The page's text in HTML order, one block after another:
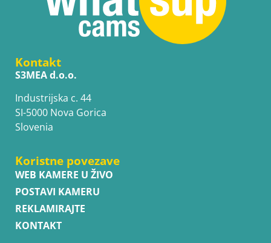
Kontakt
S3MEA d.o.o.
Industrijska c. 44
SI-5000 Nova Gorica
Slovenia
Koristne povezave
WEB KAMERE U ŽIVO
POSTAVI KAMERU
REKLAMIRAJTE
KONTAKT